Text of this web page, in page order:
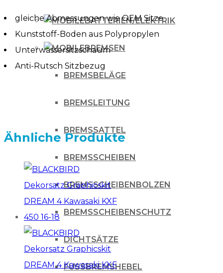
BATTERIEN/ELEKTRIK
BREMSEN
BREMSBELÄGE
BREMSLEITUNG
BREMSSATTEL
BREMSSCHEIBEN
BREMSSCHEIBENBOLZEN
BREMSSCHEIBENSCHUTZ
DICHTSÄTZE
FUSSBREMSHEBEL
gleiche Abmessungen wie OEM Sitze
Kunststoff-Boden aus Polypropylen
Unterwassersitzschaum
Anti-Rutsch Sitzbezug
Ähnliche Produkte